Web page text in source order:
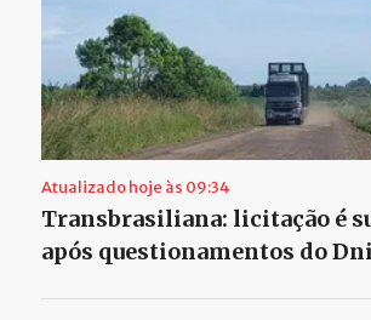
Atualizado hoje às 09:34
Transbrasiliana: licitação é
após questionamentos do